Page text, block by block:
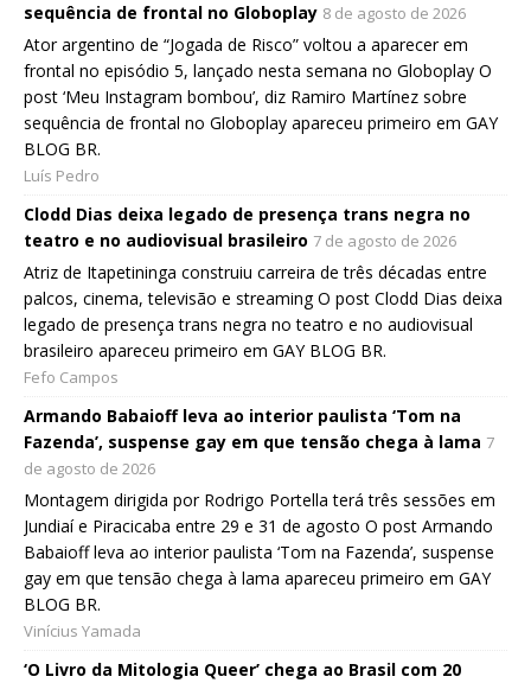
sequência de frontal no Globoplay 8 de agosto de 2026
Ator argentino de “Jogada de Risco” voltou a aparecer em
frontal no episódio 5, lançado nesta semana no Globoplay O
post ‘Meu Instagram bombou’, diz Ramiro Martínez sobre
sequência de frontal no Globoplay apareceu primeiro em GAY
BLOG BR.
Luís Pedro
Clodd Dias deixa legado de presença trans negra no
teatro e no audiovisual brasileiro 7 de agosto de 2026
Atriz de Itapetininga construiu carreira de três décadas entre
palcos, cinema, televisão e streaming O post Clodd Dias deixa
legado de presença trans negra no teatro e no audiovisual
brasileiro apareceu primeiro em GAY BLOG BR.
Fefo Campos
Armando Babaioff leva ao interior paulista ‘Tom na
Fazenda’, suspense gay em que tensão chega à lama 7
de agosto de 2026
Montagem dirigida por Rodrigo Portella terá três sessões em
Jundiaí e Piracicaba entre 29 e 31 de agosto O post Armando
Babaioff leva ao interior paulista ‘Tom na Fazenda’, suspense
gay em que tensão chega à lama apareceu primeiro em GAY
BLOG BR.
Vinícius Yamada
‘O Livro da Mitologia Queer’ chega ao Brasil com 20